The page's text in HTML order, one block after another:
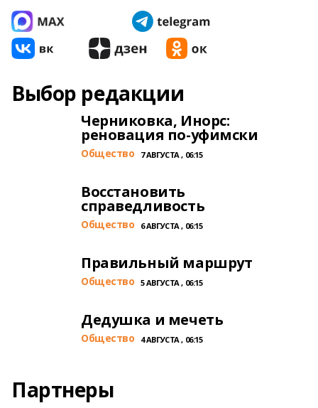
Выбор редакции
Черниковка, Инорс:
реновация по-уфимски
Общество 7 АВГУСТА , 06:15
Восстановить
справедливость
Общество 6 АВГУСТА , 06:15
Правильный маршрут
Общество 5 АВГУСТА , 06:15
Дедушка и мечеть
Общество 4 АВГУСТА , 06:15
Партнеры